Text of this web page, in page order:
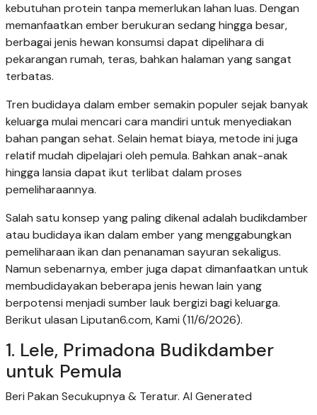
kebutuhan protein tanpa memerlukan lahan luas. Dengan
memanfaatkan ember berukuran sedang hingga besar,
berbagai jenis hewan konsumsi dapat dipelihara di
pekarangan rumah, teras, bahkan halaman yang sangat
terbatas.
Tren budidaya dalam ember semakin populer sejak banyak
keluarga mulai mencari cara mandiri untuk menyediakan
bahan pangan sehat. Selain hemat biaya, metode ini juga
relatif mudah dipelajari oleh pemula. Bahkan anak-anak
hingga lansia dapat ikut terlibat dalam proses
pemeliharaannya.
Salah satu konsep yang paling dikenal adalah budikdamber
atau budidaya ikan dalam ember yang menggabungkan
pemeliharaan ikan dan penanaman sayuran sekaligus.
Namun sebenarnya, ember juga dapat dimanfaatkan untuk
membudidayakan beberapa jenis hewan lain yang
berpotensi menjadi sumber lauk bergizi bagi keluarga.
Berikut ulasan Liputan6.com, Kami (11/6/2026).
1. Lele, Primadona Budikdamber
untuk Pemula
Beri Pakan Secukupnya & Teratur. AI Generated